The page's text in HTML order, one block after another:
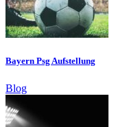
Bayern Psg Aufstellung
Blog